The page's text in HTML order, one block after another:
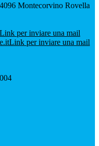
Montecorvino Rovella
Link per inviare una mail
Link per inviare una mail